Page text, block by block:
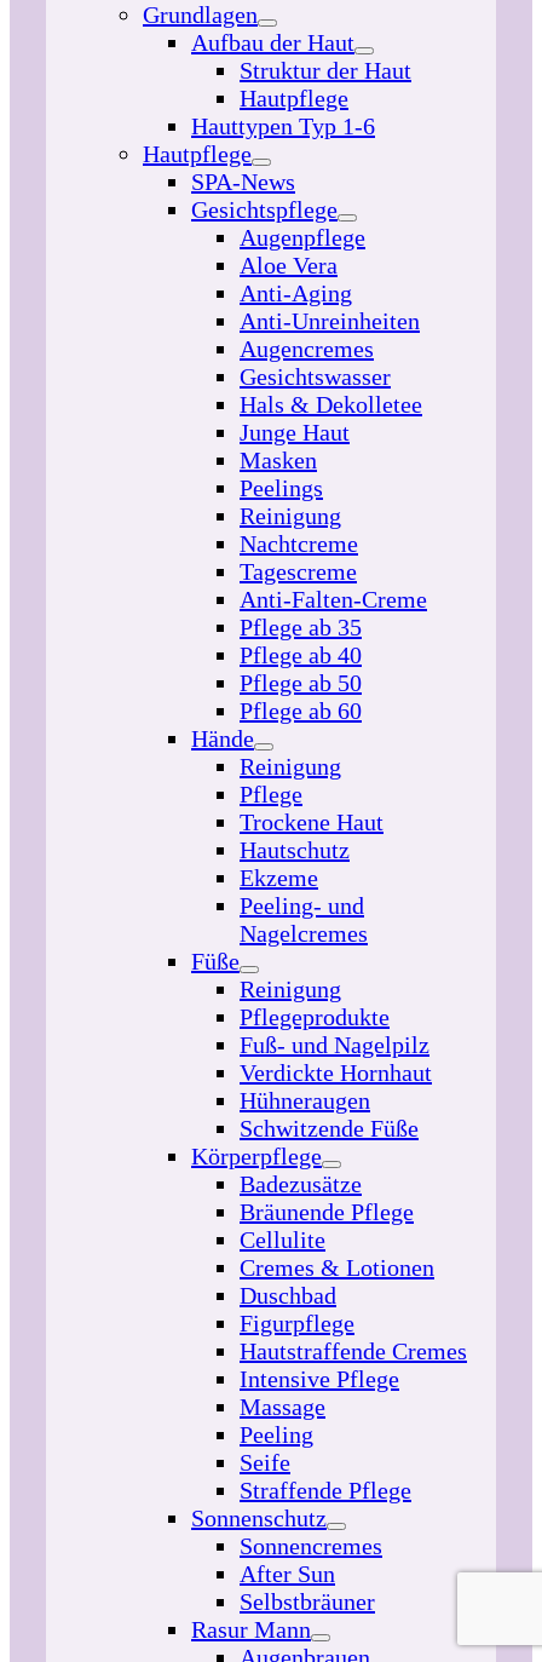
Grundlagen
Aufbau der Haut
Struktur der Haut
Hautpflege
Hauttypen Typ 1-6
Hautpflege
SPA-News
Gesichtspflege
Augenpflege
Aloe Vera
Anti-Aging
Anti-Unreinheiten
Augencremes
Gesichtswasser
Hals & Dekolletee
Junge Haut
Masken
Peelings
Reinigung
Nachtcreme
Tagescreme
Anti-Falten-Creme
Pflege ab 35
Pflege ab 40
Pflege ab 50
Pflege ab 60
Hände
Reinigung
Pflege
Trockene Haut
Hautschutz
Ekzeme
Peeling- und
Nagelcremes
Füße
Reinigung
Pflegeprodukte
Fuß- und Nagelpilz
Verdickte Hornhaut
Hühneraugen
Schwitzende Füße
Körperpflege
Badezusätze
Bräunende Pflege
Cellulite
Cremes & Lotionen
Duschbad
Figurpflege
Hautstraffende Cremes
Intensive Pflege
Massage
Peeling
Seife
Straffende Pflege
Sonnenschutz
Sonnencremes
After Sun
Selbstbräuner
Rasur Mann